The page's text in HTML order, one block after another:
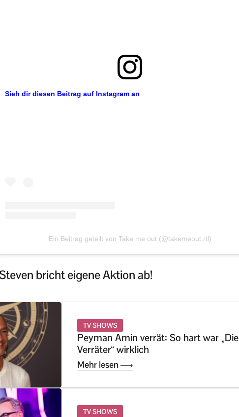
Sieh dir diesen Beitrag auf Instagram an
Ein Beitrag geteilt von Take me out (@takemeout.rtl)
bricht eigene Aktion ab!
TV SHOWS
Peyman Amin verrät: So hart war „Die
Verräter“ wirklich
Mehr lesen
TV SHOWS